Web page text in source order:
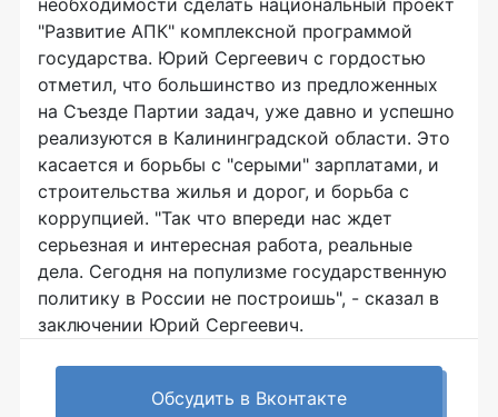
необходимости сделать национальный проект
"Развитие АПК" комплексной программой
государства. Юрий Сергеевич с гордостью
отметил, что большинство из предложенных
на Съезде Партии задач, уже давно и успешно
реализуются в Калининградской области. Это
касается и борьбы с "серыми" зарплатами, и
строительства жилья и дорог, и борьба с
коррупцией. "Так что впереди нас ждет
серьезная и интересная работа, реальные
дела. Сегодня на популизме государственную
политику в России не построишь", - сказал в
заключении Юрий Сергеевич.
Обсудить в Вконтакте